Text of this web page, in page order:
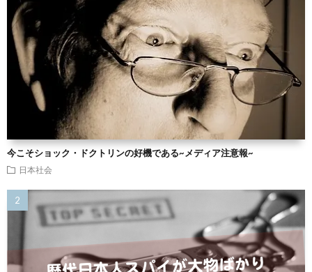
今こそショック・ドクトリンの好機である~メディア注意報~
日本社会